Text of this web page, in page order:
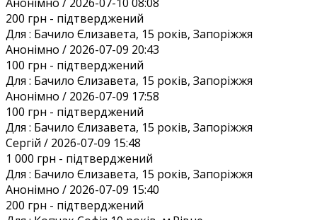
200 грн - підтверджений
Для : Бачило Єлизавета, 15 років, Запоріжжя
Анонiмно / 2026-07-09 20:43
100 грн - підтверджений
Для : Бачило Єлизавета, 15 років, Запоріжжя
Анонiмно / 2026-07-09 17:58
100 грн - підтверджений
Для : Бачило Єлизавета, 15 років, Запоріжжя
Сергій / 2026-07-09 15:48
1 000 грн - підтверджений
Для : Бачило Єлизавета, 15 років, Запоріжжя
Анонiмно / 2026-07-09 15:40
200 грн - підтверджений